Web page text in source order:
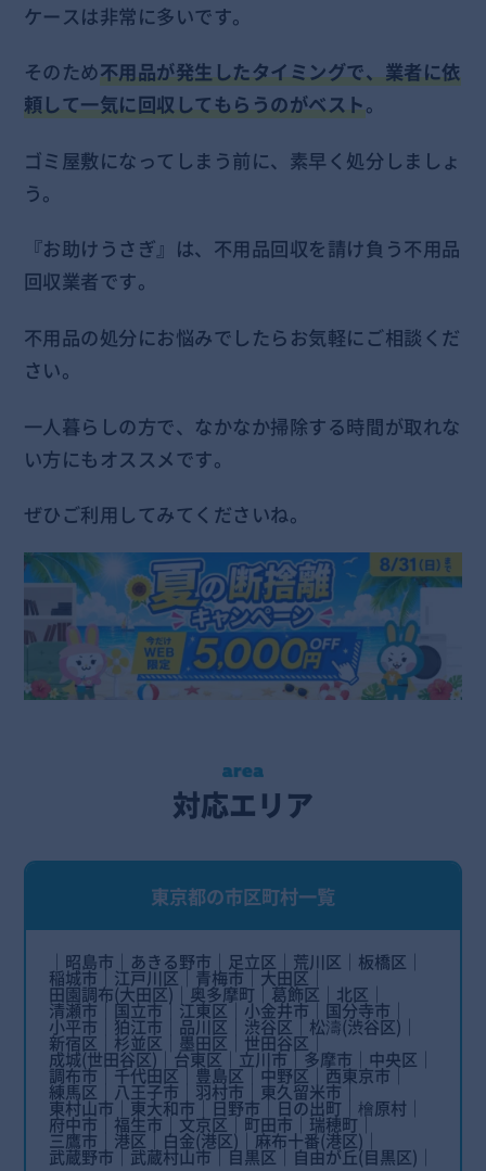
ケースは非常に多いです。
そのため不用品が発生したタイミングで、業者に依
頼して一気に回収してもらうのがベスト。
ゴミ屋敷になってしまう前に、素早く処分しましょ
う。
『お助けうさぎ』は、不用品回収を請け負う不用品
回収業者です。
不用品の処分にお悩みでしたらお気軽にご相談くだ
さい。
一人暮らしの方で、なかなか掃除する時間が取れな
い方にもオススメです。
ぜひご利用してみてくださいね。
対応エリア
東京都の市区町村一覧
昭島市 あきる野市 足立区 荒川区 板橋区
稲城市 江戸川区 青梅市 大田区
田園調布(大田区) 奥多摩町 葛飾区 北区
清瀬市 国立市 江東区 小金井市 国分寺市
小平市 狛江市 品川区 渋谷区 松濤(渋谷区)
新宿区 杉並区 墨田区 世田谷区
成城(世田谷区) 台東区 立川市 多摩市 中央区
調布市 千代田区 豊島区 中野区 西東京市
練馬区 八王子市 羽村市 東久留米市
東村山市 東大和市 日野市 日の出町 檜原村
府中市 福生市 文京区 町田市 瑞穂町
三鷹市 港区 白金(港区) 麻布十番(港区)
武蔵野市 武蔵村山市 目黒区 自由が丘(目黒区)